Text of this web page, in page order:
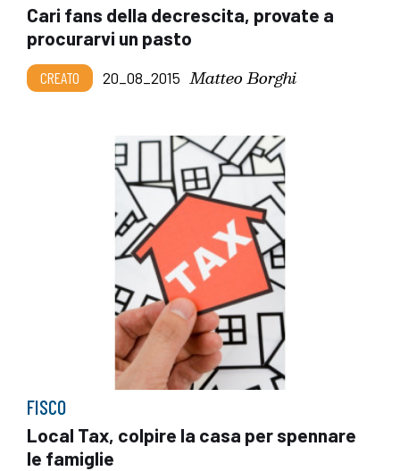
Cari fans della decrescita, provate a
procurarvi un pasto
CREATO 20_08_2015 Matteo Borghi
FISCO
Local Tax, colpire la casa per spennare
le famiglie